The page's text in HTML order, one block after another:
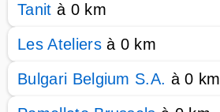
Tanit à 0 km
Les Ateliersà 0 km
Bulgari Belgium S.A. à 0 km